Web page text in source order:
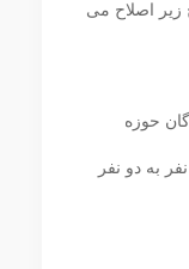
زیر اصلاح می‏
حوزه
به دو نفر